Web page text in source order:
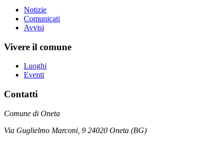
Notizie
Comunicati
Avvisi
Vivere il comune
Luoghi
Eventi
Contatti
Comune di Oneta
Via Guglielmo Marconi, 9 24020 Oneta (BG)